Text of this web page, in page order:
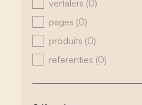
vertalers (0)
pages (0)
produits (0)
referenties (0)